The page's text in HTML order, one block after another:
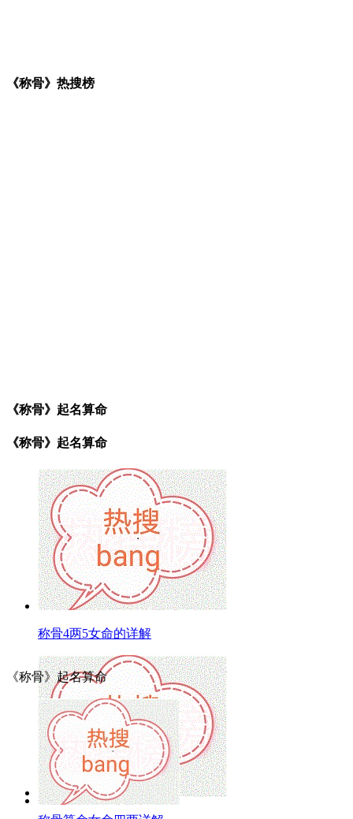
《称骨》热搜榜
《称骨》起名算命
《称骨》起名算命
称骨4两5女命的详解
《称骨》起名算命